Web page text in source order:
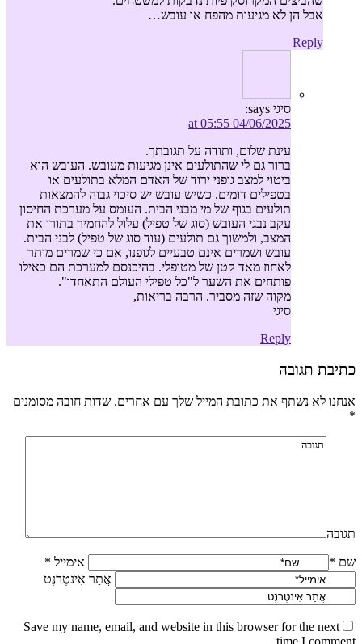
אבל הן לא מגיעות מהפח או עובש…
Reply
סיגי says:
04/06/2025 at 05:55
עינת שלום, ותודה על תגובתך.
ברור גם לי שהתולעים אינן מגיעות מעובש. העובש הוא
ביטוי למצב גופני ירוד של האדם המלא בתולעים או
בטפילים דומים. כשיש עובש יש סיכוי גבוה להמצאות
תולעים בגוף של מי מבני הבית. העומס על מערכת החיסון
עקב נבגי העובש (סוג של טפיל) עלול להחמיר בתורו את
המצב, ולמשוך גם תולעים (עוד סוג של טפיל) לבני הבית.
עובש ושמרים אינם טבעיים לגופנו, אם כי שמרים מותר
לאחוז מאד קטן של מטופלי. בהיכנסם למערכת הם כאילו
פותחים את השער ל"כל טפילי העולם התאחדו".
מקוה שזה מסביר. הרבה בריאות,
סיגי
Reply
כתיבת תגובה
אנחנו לא נשתף את כתובת המייל שלך עם אחרים. שדות חובה מסומנים
*
תגובה
שם *
אימייל *
אֲתַר אִינטֶרנֶט
Save my name, email, and website in this browser for the next
time I comment.